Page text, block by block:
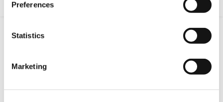
Preferences
Statistics
Marketing